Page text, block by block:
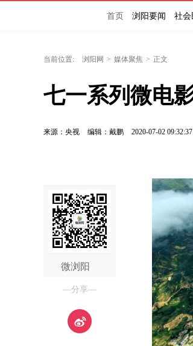
首页 浏阳要闻 社会
当前位置: 浏阳网 > 媒体聚焦 > 正文
七一系列微电
来源：央视 编辑：戴鹏 2020-07-02 09:32:37
微浏阳
—分享—